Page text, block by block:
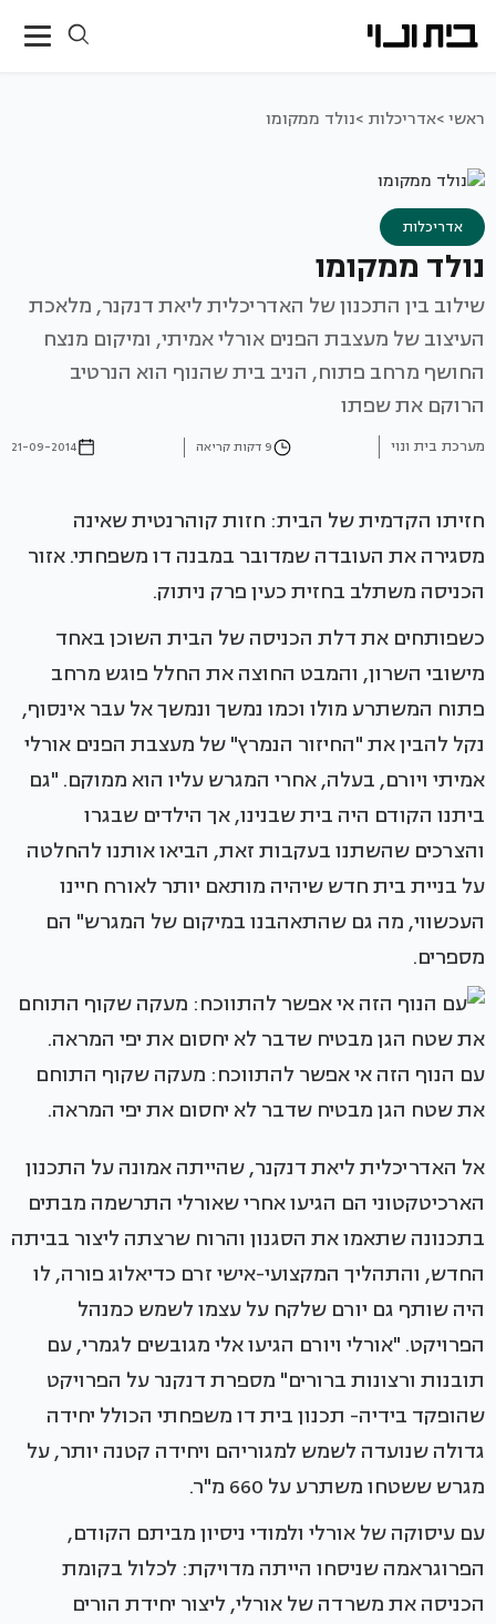
ראשי >אדריכלות >נולד ממקומו
אדריכלות
נולד ממקומו
שילוב בין התכנון של האדריכלית ליאת דנקנר, מלאכת
העיצוב של מעצבת הפנים אורלי אמיתי, ומיקום מנצח
החושף מרחב פתוח, הניב בית שהנוף הוא הנרטיב
הרוקם את שפתו
מערכת בית ונוי 9 דקות קריאה 21-09-2014
חזיתו הקדמית של הבית: חזות קוהרנטית שאינה
מסגירה את העובדה שמדובר במבנה דו משפחתי. אזור
הכניסה משתלב בחזית כעין פרק ניתוק.
כשפותחים את דלת הכניסה של הבית השוכן באחד
מישובי השרון, והמבט החוצה את החלל פוגש מרחב
פתוח המשתרע מולו וכמו נמשך ונמשך אל עבר אינסוף,
נקל להבין את "החיזור הנמרץ" של מעצבת הפנים אורלי
אמיתי ויורם, בעלה, אחרי המגרש עליו הוא ממוקם. "גם
ביתנו הקודם היה בית שבנינו, אך הילדים שבגרו
והצרכים שהשתנו בעקבות זאת, הביאו אותנו להחלטה
על בניית בית חדש שיהיה מותאם יותר לאורח חיינו
העכשווי, מה גם שהתאהבנו במיקום של המגרש" הם
מספרים.
עם הנוף הזה אי אפשר להתווכח: מעקה שקוף התוחם
את שטח הגן מבטיח שדבר לא יחסום את יפי המראה.
אל האדריכלית ליאת דנקנר, שהייתה אמונה על התכנון
הארכיטקטוני הם הגיעו אחרי שאורלי התרשמה מבתים
בתכנונה שתאמו את הסגנון והרוח שרצתה ליצור בביתה
החדש, והתהליך המקצועי-אישי זרם כדיאלוג פורה, לו
היה שותף גם יורם שלקח על עצמו לשמש כמנהל
הפרויקט. "אורלי ויורם הגיעו אלי מגובשים לגמרי, עם
תובנות ורצונות ברורים" מספרת דנקנר על הפרויקט
שהופקד בידיה- תכנון בית דו משפחתי הכולל יחידה
גדולה שנועדה לשמש למגוריהם ויחידה קטנה יותר, על
מגרש ששטחו משתרע על 660 מ"ר.
עם עיסוקה של אורלי ולמודי ניסיון מביתם הקודם,
הפרוגראמה שניסחו הייתה מדויקת: לכלול בקומת
הכניסה את משרדה של אורלי, ליצור יחידת הורים